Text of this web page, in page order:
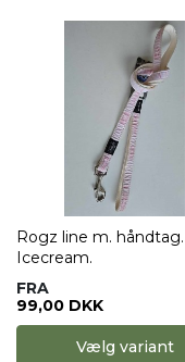
Rogz line m. håndtag.
Icecream.
FRA
99,00 DKK
Vælg variant